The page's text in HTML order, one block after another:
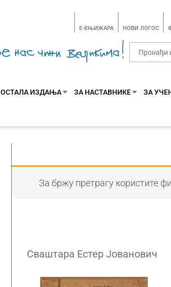
E-КЊИЖАРА НОВИ ЛОГОС
ОСТАЛА ИЗДАЊА ЗА НАСТАВНИКЕ ЗА
За бржу претрагу користите
Сваштара Естер Јованович